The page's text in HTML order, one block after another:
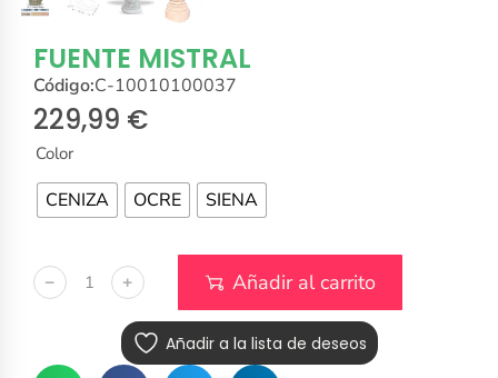
FUENTE MISTRAL
Código:C-10010100037
229,99 €
Color
CENIZA OCRE SIENA
﹣ ﹢ Añadir al carrito
Añadir a la lista de deseos